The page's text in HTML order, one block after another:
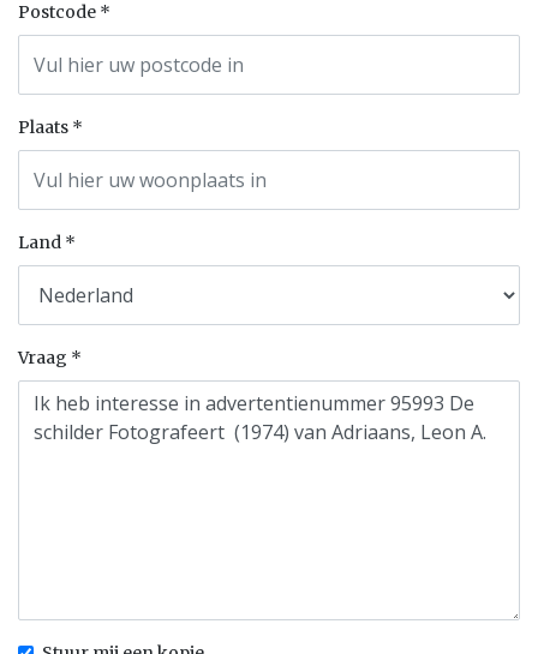
Postcode
Plaats
Land
Vraag